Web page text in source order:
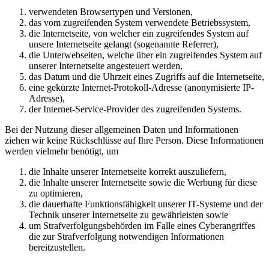
verwendeten Browsertypen und Versionen,
das vom zugreifenden System verwendete Betriebssystem,
die Internetseite, von welcher ein zugreifendes System auf
unsere Internetseite gelangt (sogenannte Referrer),
die Unterwebseiten, welche über ein zugreifendes System auf
unserer Internetseite angesteuert werden,
das Datum und die Uhrzeit eines Zugriffs auf die Internetseite,
eine gekürzte Internet-Protokoll-Adresse (anonymisierte IP-
Adresse),
der Internet-Service-Provider des zugreifenden Systems.
Bei der Nutzung dieser allgemeinen Daten und Informationen
ziehen wir keine Rückschlüsse auf Ihre Person. Diese Informationen
werden vielmehr benötigt, um
die Inhalte unserer Internetseite korrekt auszuliefern,
die Inhalte unserer Internetseite sowie die Werbung für diese
zu optimieren,
die dauerhafte Funktionsfähigkeit unserer IT-Systeme und der
Technik unserer Internetseite zu gewährleisten sowie
um Strafverfolgungsbehörden im Falle eines Cyberangriffes
die zur Strafverfolgung notwendigen Informationen
bereitzustellen.